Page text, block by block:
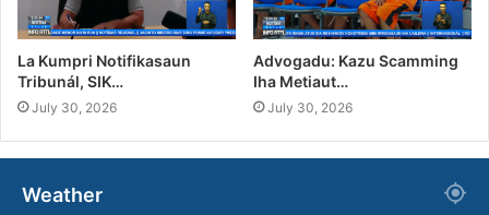
La Kumpri Notifikasaun
Tribunál, SIK…
July 30, 2026
Advogadu: Kazu Scamming
Iha Metiaut…
July 30, 2026
Weather